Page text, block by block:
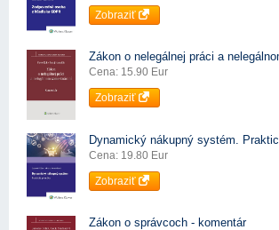
Zobraziť
Zákon o nelegálnej práci a
Cena: 15.90 Eur
Zobraziť
Dynamický nákupný systém.
Cena: 19.80 Eur
Zobraziť
Zákon o správcoch - komentár